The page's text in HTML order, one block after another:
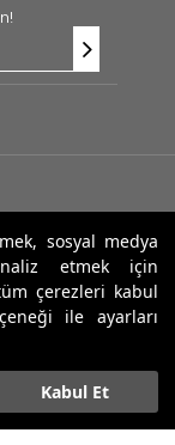
sosyal medya
etmek için
çerezleri kabul
ile ayarları
Kabul Et
Saklıdır.